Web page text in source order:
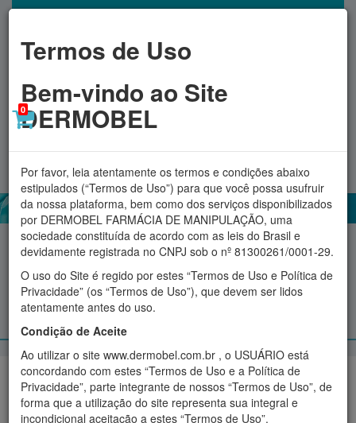
0
MINHA CONTA
Acessórios Aromatizadores Cosméticos Fitoterápicos
Proteção Solar Suplementos e produtos Naturais
Termos de Uso
Bem-vindo ao Site
DERMOBEL
Por favor, leia atentamente os termos e condições abaixo
estipulados (“Termos de Uso”) para que você possa usufruir
da nossa plataforma, bem como dos serviços disponibilizados
por DERMOBEL FARMÁCIA DE MANIPULAÇÃO, uma
sociedade constituída de acordo com as leis do Brasil e
devidamente registrada no CNPJ sob o nº 81300261/0001-29.
O uso do Site é regido por estes “Termos de Uso e Política de
Privacidade” (os “Termos de Uso”), que devem ser lidos
atentamente antes do uso.
Condição de Aceite
Ao utilizar o site www.dermobel.com.br , o USUÁRIO está
concordando com estes “Termos de Uso e a Política de
Privacidade”, parte integrante de nossos “Termos de Uso”, de
forma que a utilização do site representa sua integral e
incondicional aceitação a estes “Termos de Uso”.
Início›Contato
Solicite um Orçamento
Preencha o formulário abaixo.